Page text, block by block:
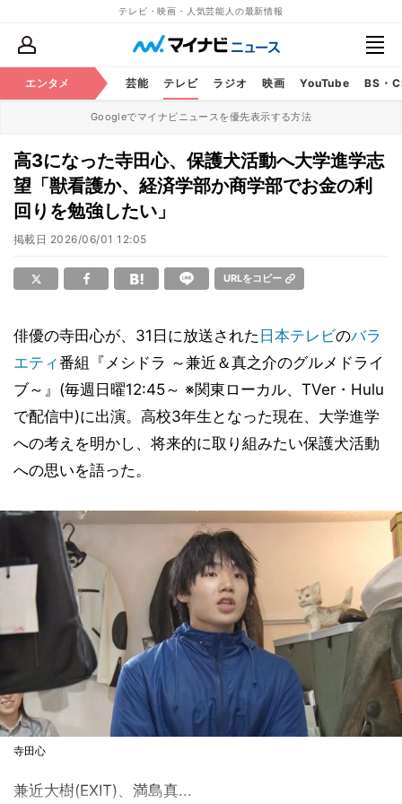
テレビ・映画・人気芸能人の最新情報
エンタメ 芸能 テレビ ラジオ 映画 YouTube BS・
Googleでマイナビニュースを優先表示する方法
高3になった寺田心、保護犬活動へ大学進学志
望「獣看護か、経済学部か商学部でお金の利
回りを勉強したい」
掲載日 2026/06/01 12:05
URLをコピー
俳優の寺田心が、31日に放送された 日本テレビのバラ
エティ番組『メシドラ ～兼近＆真之介のグルメドライ
ブ～』(毎週日曜12:45～ ※関東ローカル、TVer・Hulu
で配信中)に出演。高校3年生となった現在、大学進学
への考えを明かし、将来的に取り組みたい保護犬活動
への思いを語った。
寺田心
兼近大樹(EXIT)、満島真...